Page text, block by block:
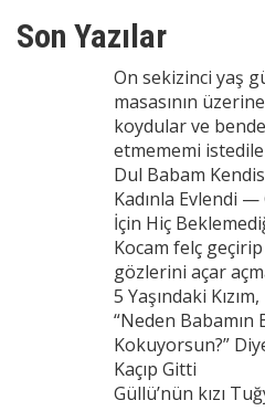
Son Yazılar
On sekizinci yaş
masasının
koydular ve
etmememi
Dul Babam
Kadınla Evlendi
İçin Hiç
Kocam felç
gözlerini açar
5 Yaşındaki
“Neden
Kokuyorsun?”
Kaçıp Gitti
Güllü’nün kızı